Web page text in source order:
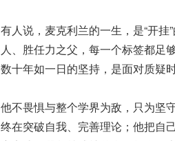
有人说，麦克利兰的一生，是“开
人、胜任力之父，每一个标签都足
数十年如一日的坚持，是面对质疑
他不畏惧与整个学界为敌，只为坚
终在突破自我、完善理论；他把自